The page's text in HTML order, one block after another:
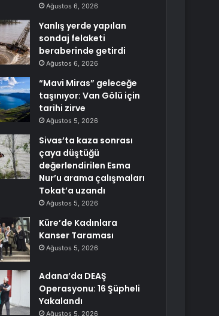
Ağustos 6, 2026
Yanlış yerde yapılan
sondaj felaketi
beraberinde getirdi
Ağustos 6, 2026
“Mavi Miras” geleceğe
taşınıyor: Van Gölü için
tarihi zirve
Ağustos 5, 2026
Sivas’ta kaza sonrası
çaya düştüğü
değerlendirilen Esma
Nur’u arama çalışmaları
Tokat’a uzandı
Ağustos 5, 2026
Küre’de Kadınlara
Kanser Taraması
Ağustos 5, 2026
Adana’da DEAŞ
Operasyonu: 16 Şüpheli
Yakalandı
Ağustos 5, 2026